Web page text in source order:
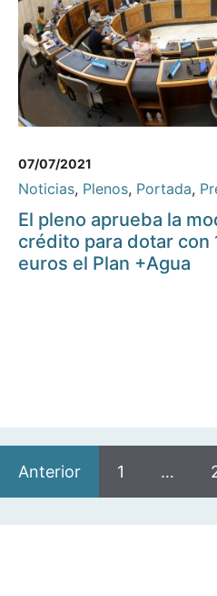
07/07/2021
Noticias, Plenos, Portada,
El pleno aprueba la
crédito para dotar con
euros el Plan +Agua
Anterior 1 …